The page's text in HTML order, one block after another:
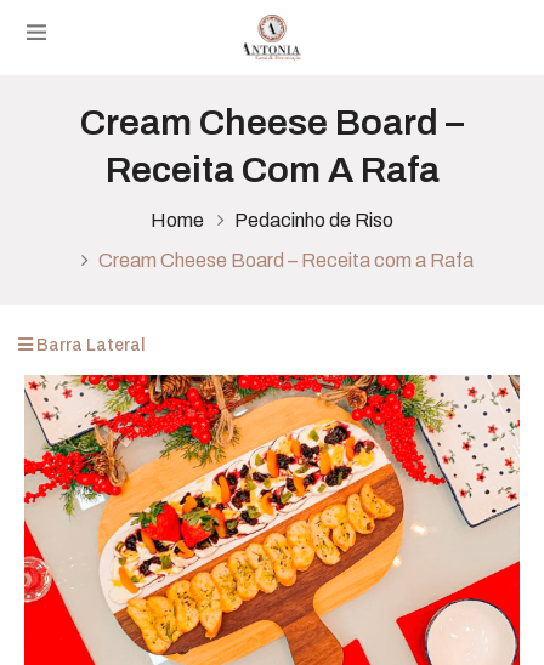
Cream Cheese Board –
Receita Com A Rafa
Home
Pedacinho de Riso
Cream Cheese Board – Receita com a Rafa
Barra Lateral